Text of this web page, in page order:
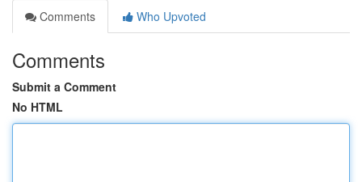
Comments
Who Upvoted
Comments
Submit a Comment
No HTML